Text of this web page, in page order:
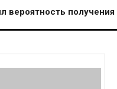
вероятность